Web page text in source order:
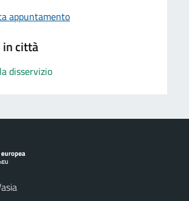
appuntamento
città
disservizio